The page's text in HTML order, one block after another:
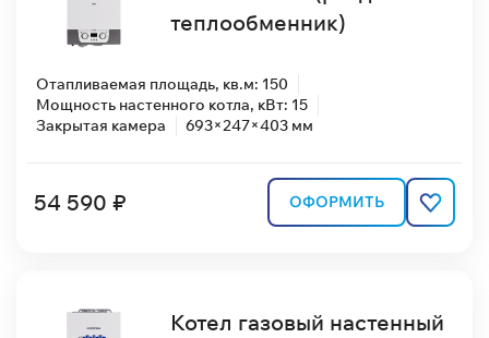
теплообменник)
Отапливаемая площадь, кв.м: 150
Мощность настенного котла, кВт: 15
Закрытая камера
693×247×403 мм
54 590 ₽ ОФОРМИТЬ
Котел газовый настенный